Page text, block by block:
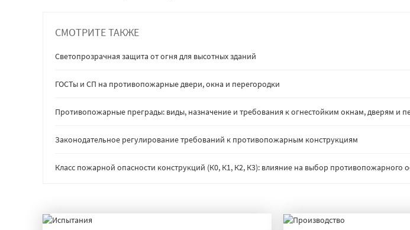
СМОТРИТЕ ТАКЖЕ
Светопрозрачная защита от огня для высотных зданий
ГОСТы и СП на противопожарные двери, окна и перегородки
Противопожарные преграды: виды, назначение и требования к огнестойким окнам, дверям и
Законодательное регулирование требований к противопожарным конструкциям
Класс пожарной опасности конструкций (К0, К1, К2, К3): влияние на выбор противопожарного